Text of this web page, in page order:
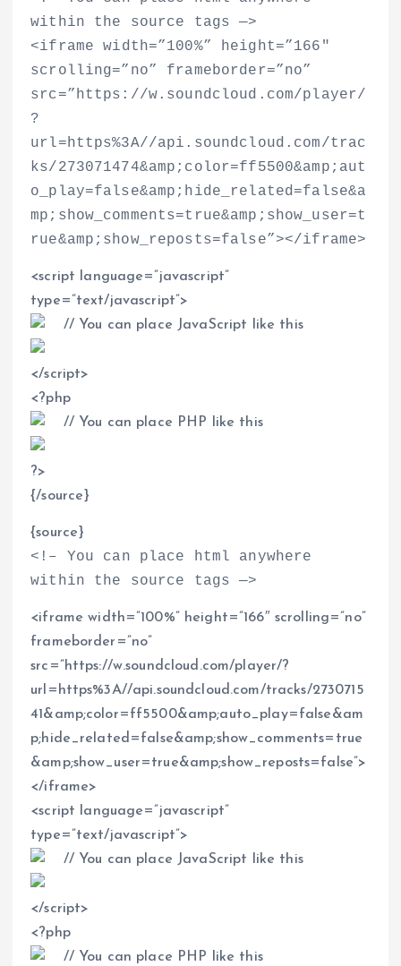
within the source tags —>
<iframe width=”100%” height=”166″
scrolling=”no” frameborder=”no”
src=”https://w.soundcloud.com/player/
?
url=https%3A//api.soundcloud.com/trac
ks/273071474&amp;color=ff5500&amp;aut
o_play=false&amp;hide_related=false&a
mp;show_comments=true&amp;show_user=t
rue&amp;show_reposts=false”></iframe>
<script language=”javascript”
type=”text/javascript”>
// You can place JavaScript like this
</script>
<?php
// You can place PHP like this
?>
{/source}
{source}
< !– You can place html anywhere
within the source tags —>
<iframe width=”100%” height=”166″ scrolling=”no”
frameborder=”no”
src=”https://w.soundcloud.com/player/?
url=https%3A//api.soundcloud.com/tracks/2730715
41&amp;color=ff5500&amp;auto_play=false&am
p;hide_related=false&amp;show_comments=true
&amp;show_user=true&amp;show_reposts=false”>
</iframe>
<script language=”javascript”
type=”text/javascript”>
// You can place JavaScript like this
</script>
<?php
// You can place PHP like this